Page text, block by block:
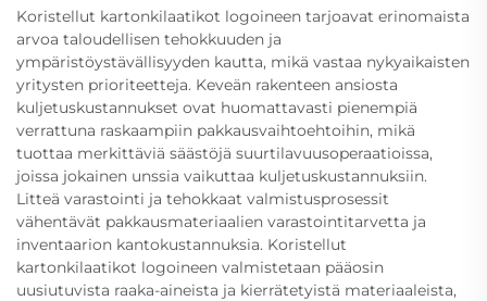
Koristellut kartonkilaatikot logoineen tarjoavat erinomaista
arvoa taloudellisen tehokkuuden ja
ympäristöystävällisyyden kautta, mikä vastaa nykyaikaisten
yritysten prioriteetteja. Keveän rakenteen ansiosta
kuljetuskustannukset ovat huomattavasti pienempiä
verrattuna raskaampiin pakkausvaihtoehtoihin, mikä
tuottaa merkittäviä säästöjä suurtilavuusoperaatioissa,
joissa jokainen unssia vaikuttaa kuljetuskustannuksiin.
Litteä varastointi ja tehokkaat valmistusprosessit
vähentävät pakkausmateriaalien varastointitarvetta ja
inventaarion kantokustannuksia. Koristellut
kartonkilaatikot logoineen valmistetaan pääosin
uusiutuvista raaka-aineista ja kierrätetyistä materiaaleista,